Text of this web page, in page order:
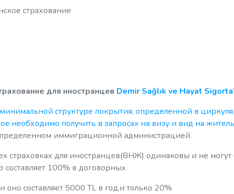
страхование
для иностранцев Demir Sağlık ve Hayat Sigorta
минимальной структуре покрытия, определенной в
необходимо получить в запросах на визу и вид на
иммиграционной администрацией.
страховках для иностранцев(ВНЖ) одинаковы и не могут
100% в договорных
составляет 5000 TL в год,и только 20%